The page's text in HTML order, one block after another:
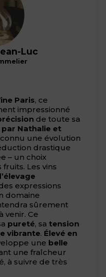
Luc
Paris, ce
impressionné
de toute sa
par Nathalie et
connu une évolution
drastique
– un choix
Les vins
expressions
domaine
sûrement
venir. Ce
pureté, sa tension
vibrante. Élevé en
une belle
une fraîcheur
à suivre de très